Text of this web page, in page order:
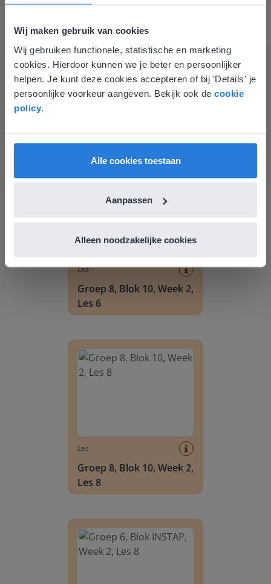
Wij maken gebruik van cookies
Wij gebruiken functionele, statistische en marketing
cookies. Hierdoor kunnen we je beter en persoonlijker
helpen. Je kunt deze cookies accepteren of bij 'Details' je
persoonlijke voorkeur aangeven. Bekijk ook de cookie
policy
Alle cookies toestaan
Aanpassen
Alleen noodzakelijke cookies
Les
Groep 8, Blok 10, Week 2, Les 6
Les
Groep 8, Blok 10, Week 2,
Les 6
Les
Groep 8, Blok 10, Week 2,
Les 8
Deze website komt niet
overeen met je locatie
Gezien je locatie, denken we dat je misschien
liever naar de website voor English gaat. Hier
English
Vlaanderen